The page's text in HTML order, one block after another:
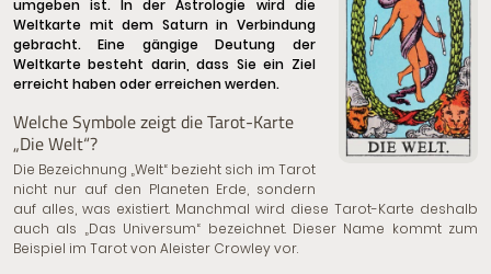
umgeben ist. In der Astrologie wird die
Weltkarte mit dem Saturn in Verbindung
gebracht. Eine gängige Deutung der
Weltkarte besteht darin, dass Sie ein Ziel
erreicht haben oder erreichen werden.
Welche Symbole zeigt die Tarot-Karte
„Die Welt“?
Die Bezeichnung „Welt“ bezieht sich im Tarot
nicht nur auf den Planeten Erde, sondern
auf alles, was existiert. Manchmal wird diese Tarot-Karte deshalb
auch als „Das Universum“ bezeichnet. Dieser Name kommt zum
Beispiel im Tarot von Aleister Crowley vor.